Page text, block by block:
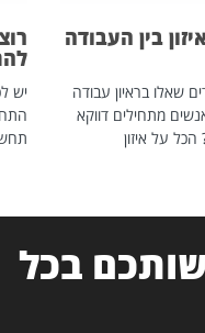
בין העבודה
שאלו בראיון עבודה
מתחילים דווקא
על איזון
יש
בכל